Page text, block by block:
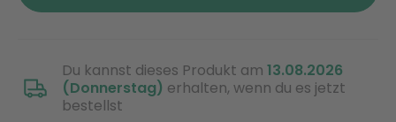
Du kannst dieses Produkt am 13.08.2026
(Donnerstag) erhalten, wenn du es jetzt
bestellst